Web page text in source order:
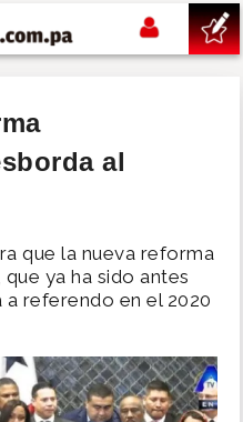
al
que la nueva reforma
ya ha sido antes
referendo en el 2020